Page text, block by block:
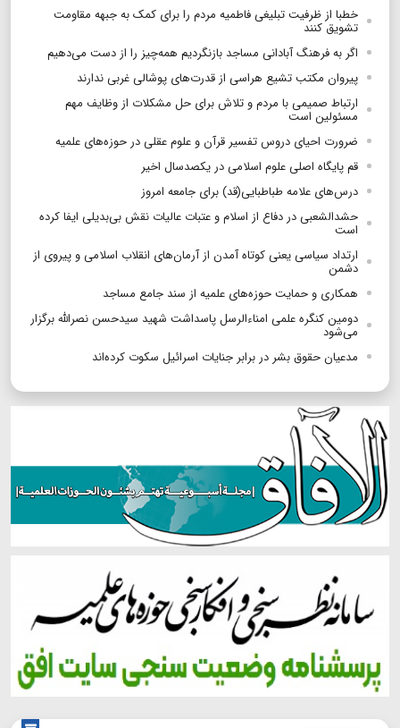
خطبا از ظرفیت تبلیغی فاطمیه مردم را برای کمک به جبهه مقاومت
تشویق کنند
اگر به فرهنگ آبادانی مساجد بازنگردیم همه‌چیز را از دست می‌دهیم
پیروان مکتب تشیع ‌هراسی از قدرت‌های پوشالی غربی ندارند
ارتباط صمیمی با مردم و تلاش برای حل مشکلات از وظایف مهم
مسئولین است
ضرورت احیای دروس تفسیر قرآن و علوم عقلی در حوزه‌های علمیه
قم پایگاه اصلی علوم اسلامی در یکصدسال اخیر
درس‌های علامه طباطبایی(قد) برای جامعه امروز
حشدالشعبی در دفاع از اسلام و عتبات عالیات نقش بی‌بدیلی ایفا کرده
است
ارتداد سیاسی یعنی کوتاه آمدن از آرمان‌های انقلاب اسلامی و پیروی از
دشمن
همکاری و حمایت حوزه‌های علمیه از سند جامع مساجد
دومین کنگره علمی امناءالرسل پاسداشت شهید سیدحسن نصرالله برگزار
می‌شود
مدعیان حقوق بشر در برابر جنایات اسرائیل سکوت کرده‌اند